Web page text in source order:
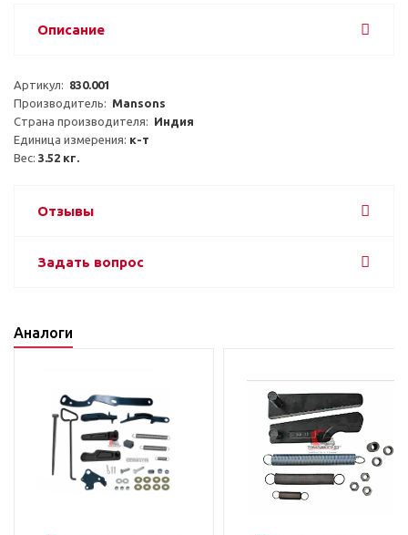
Описание
Артикул: 830.001
Производитель: Mansons
Страна производителя: Индия
Единица измерения: к-т
Вес: 3.52 кг.
Отзывы
Задать вопрос
Аналоги